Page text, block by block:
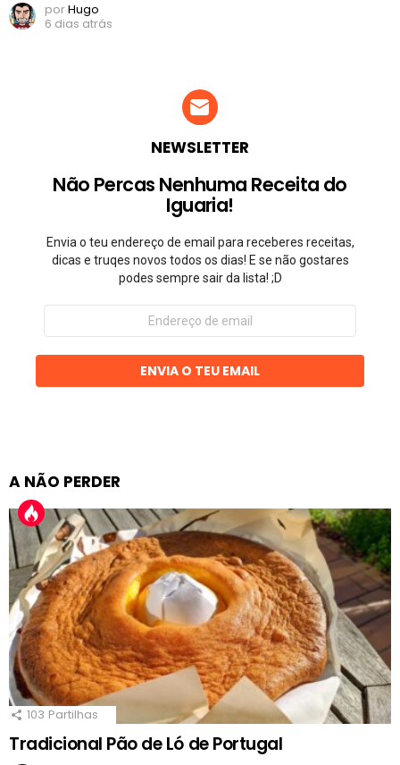
porHugo
6 dias atrás
NEWSLETTER
Não Percas Nenhuma Receita do
Iguaria!
Envia o teu endereço de email para receberes receitas,
dicas e truqes novos todos os dias! E se não gostares
podes sempre sair da lista! ;D
Endereço
email
ENVIA O TEU EMAIL
A NÃO PERDER
103 Partilhas
Tradicional Pão de Ló de Portugal